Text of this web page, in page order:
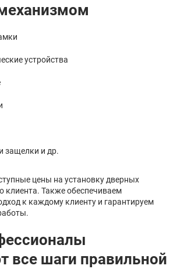
устройства
защелки и др.
цены на установку дверных
клиента. Также обеспечиваем
к каждому клиенту и гарантируем
все шаги правильной